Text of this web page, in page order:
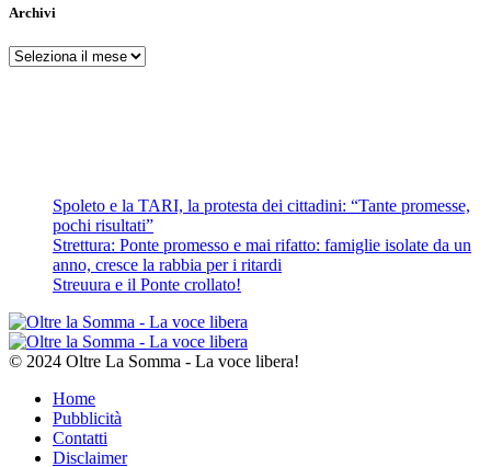
Archivi
Archivi
Spoleto e la TARI, la protesta dei cittadini: “Tante promesse,
pochi risultati”
Strettura: Ponte promesso e mai rifatto: famiglie isolate da un
anno, cresce la rabbia per i ritardi
Streuura e il Ponte crollato!
© 2024 Oltre La Somma - La voce libera!
Home
Pubblicità
Contatti
Disclaimer